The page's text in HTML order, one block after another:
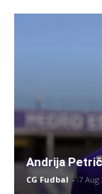
Andrija
CG Fudbal - 7 Aug